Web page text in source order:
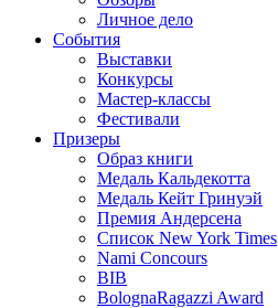
Личное дело
События
Выставки
Конкурсы
Мастер-классы
Фестивали
Призеры
Образ книги
Медаль Кальдекотта
Медаль Кейт Гринуэй
Премия Андерсена
Список New York Times
Nami Concours
BIB
BolognaRagazzi Award